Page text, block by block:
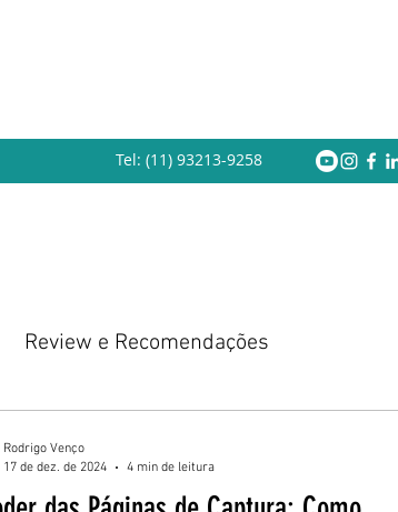
Tel: (11) 93213-9258
Review e Recomendações
Rodrigo Venço
17 de dez. de 2024
4 min de leitura